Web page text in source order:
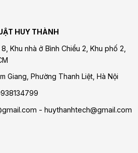
HUY THÀNH
Khu nhà ở Bình Chiểu 2, Khu phố 2,
Giang, Phường Thanh Liệt, Hà Nội
- huythanhtech@gmail.com